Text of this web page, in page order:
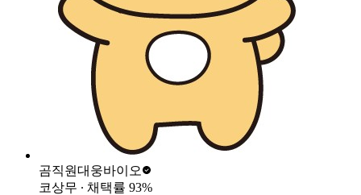
곰직원대웅바이오
코상무 ∙ 채택률 93%